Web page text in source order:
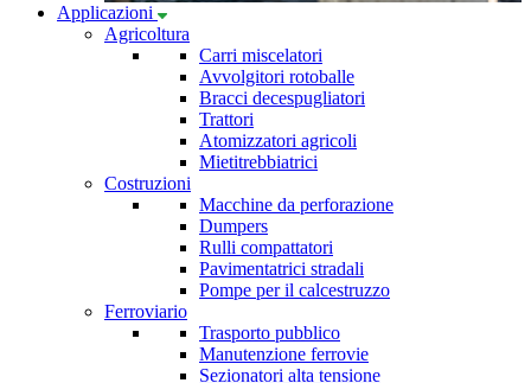
Applicazioni
Agricoltura
Carri miscelatori
Avvolgitori rotoballe
Bracci decespugliatori
Trattori
Atomizzatori agricoli
Mietitrebbiatrici
Costruzioni
Macchine da perforazione
Dumpers
Rulli compattatori
Pavimentatrici stradali
Pompe per il calcestruzzo
Ferroviario
Trasporto pubblico
Manutenzione ferrovie
Sezionatori alta tensione